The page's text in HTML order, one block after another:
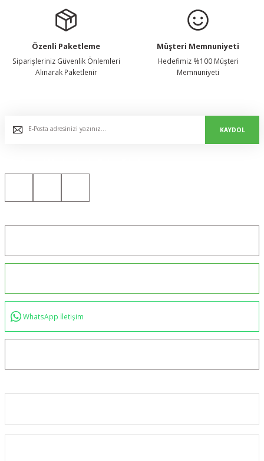
Özenli Paketleme
Siparişleriniz Güvenlik Önlemleri
Alınarak Paketlenir
Müşteri Memnuniyeti
Hedefimiz %100 Müşteri
Memnuniyeti
KAYDOL
WhatsApp İletişim